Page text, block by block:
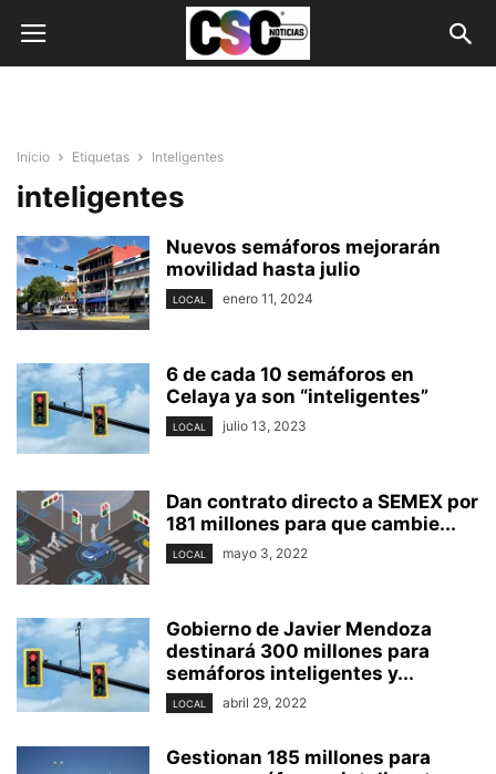
Inicio Etiquetas Inteligentes
inteligentes
Nuevos semáforos mejorarán
movilidad hasta julio
LOCAL enero 11, 2024
6 de cada 10 semáforos en
Celaya ya son “inteligentes”
LOCAL julio 13, 2023
Dan contrato directo a SEMEX por
181 millones para que cambie...
LOCAL mayo 3, 2022
Gobierno de Javier Mendoza
destinará 300 millones para
semáforos inteligentes y...
LOCAL abril 29, 2022
Gestionan 185 millones para